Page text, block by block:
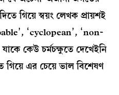
গিয়ে স্বয়ং লেখক প্রায়শই
‘cyclopean’, ‘non-
কেউ চর্মচক্ষুতে দেখেইনি
গিয়ে এর চেয়ে ভাল বিশেষণ